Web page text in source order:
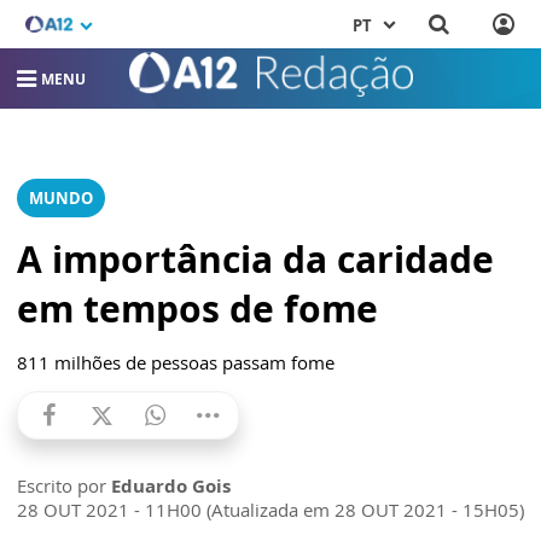
PT
MENU
MUNDO
A importância da caridade
em tempos de fome
811 milhões de pessoas passam fome
Escrito por Eduardo Gois
28 OUT 2021 - 11H00 (Atualizada em 28 OUT 2021 - 15H05)